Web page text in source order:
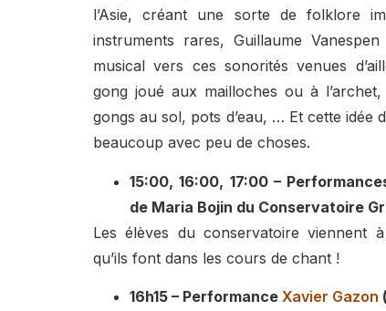
l’Asie, créant une sorte de folklore
instruments rares, Guillaume
musical vers ces sonorités venues
gong joué aux mailloches ou à
gongs au sol, pots d’eau, … Et cette idée
beaucoup avec peu de choses.
15:00, 16:00, 17:00 –
de Maria Bojin du Conservatoire
Les élèves du conservatoire viennent
qu’ils font dans les cours de chant !
16h15 – Performance Xavier Gazon